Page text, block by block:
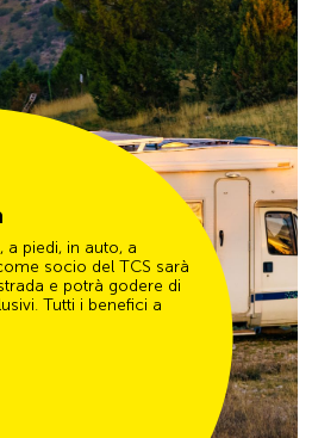
a piedi, in auto, a
socio del TCS sarà
e potrà godere di
Tutti i benefici a